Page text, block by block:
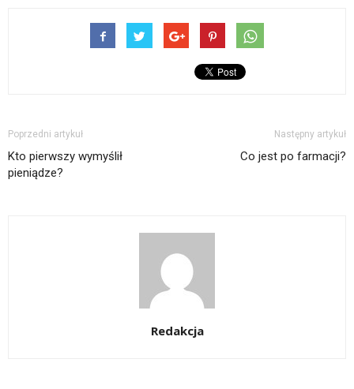
Poprzedni artykuł
Kto pierwszy wymyślił
pieniądze?
Następny artykuł
Co jest po farmacji?
Redakcja